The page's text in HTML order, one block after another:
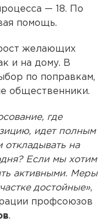
— 18. По
помощь.
желающих
и на дому. В
по поправкам,
общественники.
где
идет полным
откладывать на
Если мы хотим
активными. Меры
достойные»,
профсоюзов
.